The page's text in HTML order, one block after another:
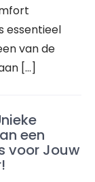
essentieel
van de
[…]
een
voor Jouw